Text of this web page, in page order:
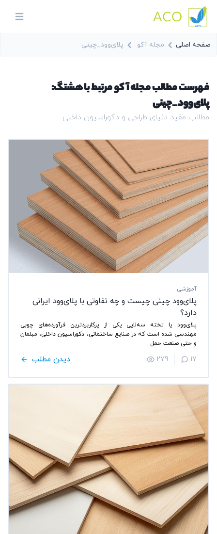
ACO
menu
صفحه اصلی مجله آکو پلای‌وود_چینی
فهرست مطالب مجله آکو مرتبط با هشتگ:
پلای‌وود_چینی
مطالب مفید دنیای طراحی و دکوراسیون داخلی
آموزشی
پلای‌وود چینی چیست و چه تفاوتی با پلای‌وود ایرانی
دارد؟
پلای‌وود یا تخته سه‌لایی یکی از پرکاربردترین فرآورده‌های چوبی
مهندسی شده است که در صنایع ساختمانی، دکوراسیون داخلی، مبلمان
و حتی صنعت حمل
دیدن مطلب 279 17